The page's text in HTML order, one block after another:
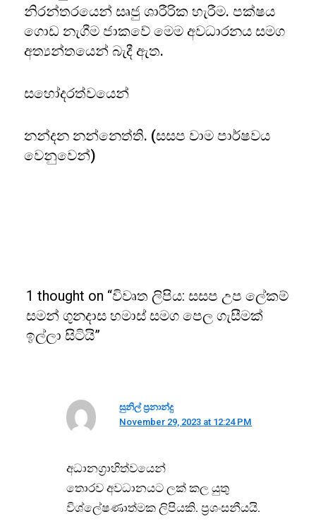
නිරන්තරයෙන් සෘජු ශාරීරික හැරීම. පක්ෂය
ගොඩ නැගීම ජාකවේ මෙම අවධාරනය සමග
අත්‍යන්තයෙන් බැදී ඇත.
සහෝදරත්වයෙන්
නන්දන නන්නෙත්ති. (සසප වාම පාර්ෂවය
වෙනුවෙන්)
1 thought on “විවෘත ලිපිය: සසප උප ලේකම්
සමන් ගුනදාස හමාස් සමග පෙල ගැසීමක්
ඉල්ලා සිටියි”
සුනිල් ප්‍රනාන්දු
November 29, 2023 at 12:24 PM
අධානග්‍රාහිත්වයෙන්
තොරව අවධානයට ලක් කල යුතු
විශ්ලේෂණාත්මක ලිපියකි. ප්‍රශංසනීයයි.